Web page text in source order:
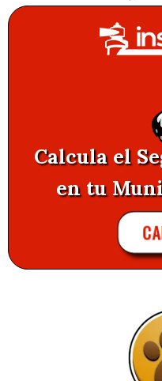
Calcula el
en tu